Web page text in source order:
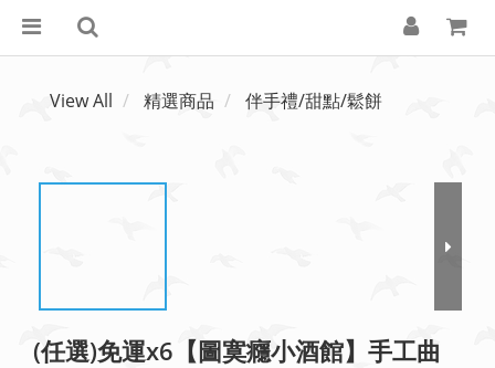
View All 精選商品 伴手禮/甜點/鬆餅
(任選)免運x6【圖寞癮小酒館】手工曲